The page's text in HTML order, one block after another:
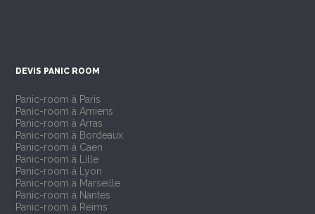
DEVIS PANIC ROOM
Panic-room à Paris
Panic-room à Amiens
Panic-room à Arras
Panic-room à Bordeaux
Panic-room à Caen
Panic-room à Lille
Panic-room à Lyon
Panic-room à Marseille
Panic-room à Nantes
Panic-room à Reims